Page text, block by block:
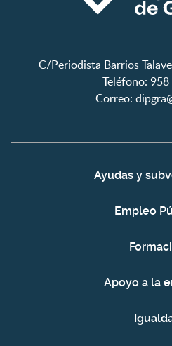
C/Periodista Barrios
Teléfono:
Correo:
Ayudas y
Empleo
Apoyo a la